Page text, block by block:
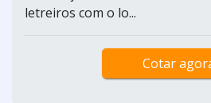
letreiros com o lo...
Cotar